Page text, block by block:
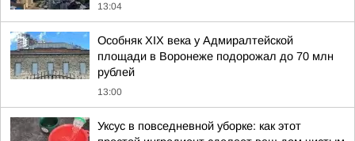
13:04
Особняк XIX века у Адмиралтейской
площади в Воронеже подорожал до 70 млн
рублей
13:00
Уксус в повседневной уборке: как этот